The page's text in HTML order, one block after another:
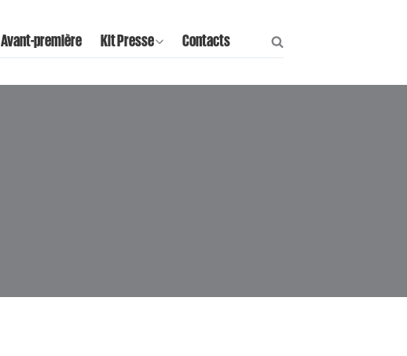
Avant-première Kit Presse Contacts